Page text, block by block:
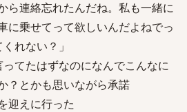
ら連絡忘れたんだね。私も一緒に
に乗せてって欲しいんだよねでっ
れない？」
てたはずなのになんでこんなに
？とかも思いながら承諾
迎えに行った